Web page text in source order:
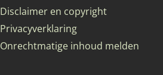
Disclaimer en copyright
Privacyverklaring
Onrechtmatige inhoud melden